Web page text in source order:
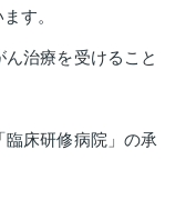
す。
治療を受けること
床研修病院」の承